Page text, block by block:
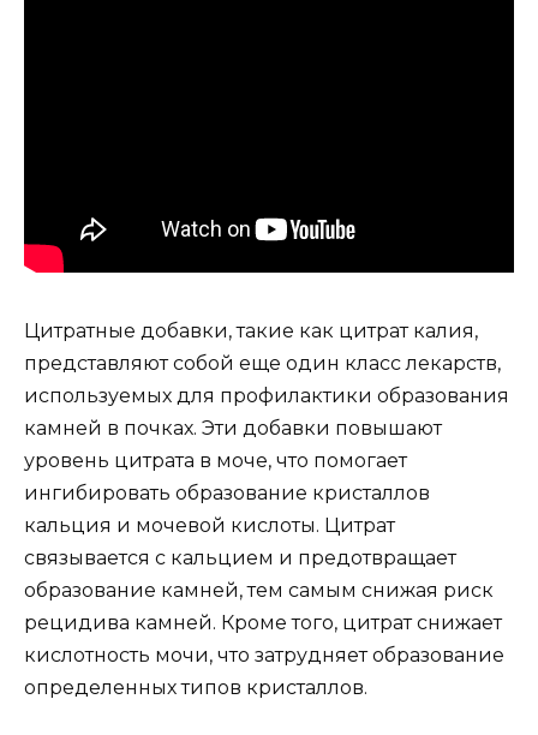
Цитратные добавки, такие как цитрат калия,
представляют собой еще один класс лекарств,
используемых для профилактики образования
камней в почках. Эти добавки повышают
уровень цитрата в моче, что помогает
ингибировать образование кристаллов
кальция и мочевой кислоты. Цитрат
связывается с кальцием и предотвращает
образование камней, тем самым снижая риск
рецидива камней. Кроме того, цитрат снижает
кислотность мочи, что затрудняет образование
определенных типов кристаллов.